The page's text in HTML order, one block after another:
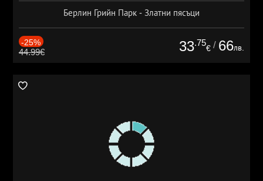
Берлин Грийн Парк - Златни пясъци
-25%
44.99€ 33.75
€ / 66лв.